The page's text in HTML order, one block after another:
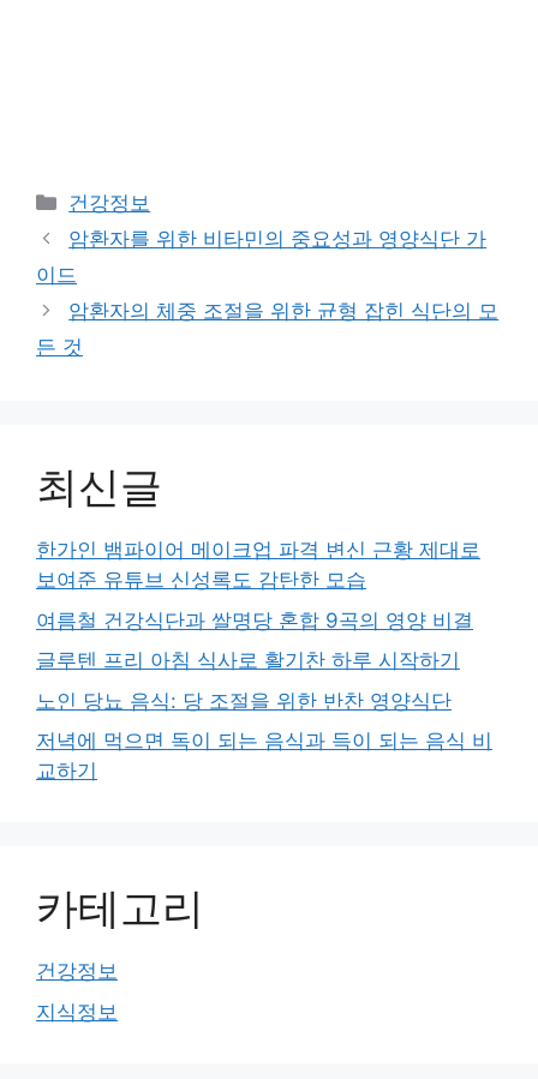
Categories
건강정보
암환자를 위한 비타민의 중요성과 영양식단 가
이드
암환자의 체중 조절을 위한 균형 잡힌 식단의 모
든 것
최신글
한가인 뱀파이어 메이크업 파격 변신 근황 제대로
보여준 유튜브 신성록도 감탄한 모습
여름철 건강식단과 쌀명당 혼합 9곡의 영양 비결
글루텐 프리 아침 식사로 활기찬 하루 시작하기
노인 당뇨 음식: 당 조절을 위한 반찬 영양식단
저녁에 먹으면 독이 되는 음식과 득이 되는 음식 비
교하기
카테고리
건강정보
지식정보